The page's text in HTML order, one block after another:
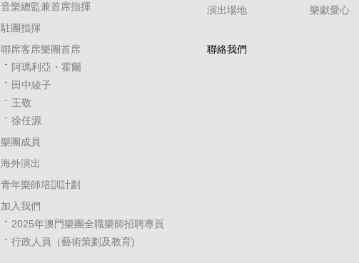
音樂總監兼首席指揮
駐團指揮
聯席客席樂團首席
阿瑪利亞・霍爾
田中綾子
王敬
徐任源
樂團成員
海外演出
青年樂師培訓計劃
加入我們
2025年澳門樂團全職樂師招聘專頁
行政人員（藝術策劃及教育)
演出場地
樂獻愛心
聯絡我們